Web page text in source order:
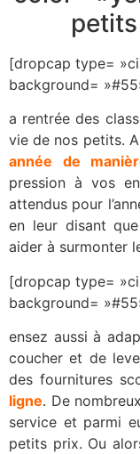
[dropcap type=
background=
a rentrée des
vie de nos petits.
année de
pression à vos
attendus pour
en leur disant
aider à surmonter
[dropcap type=
background=
ensez aussi à
coucher et de
des fournitures
ligne. De
service et parmi
petits prix. Ou